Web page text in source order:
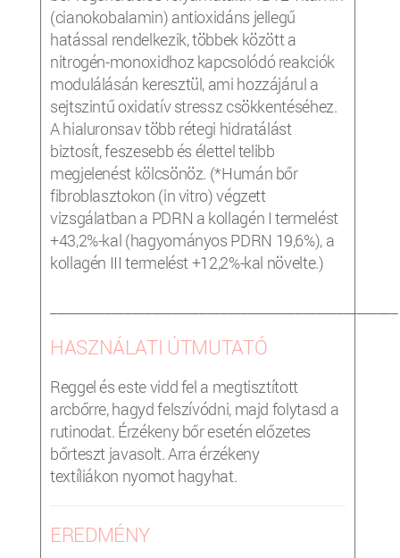
(cianokobalamin) antioxidáns jellegű
hatással rendelkezik, többek között a
nitrogén-monoxidhoz kapcsolódó reakciók
modulálásán keresztül, ami hozzájárul a
sejtszintű oxidatív stressz csökkentéséhez.
A hialuronsav több rétegi hidratálást
biztosít, feszesebb és élettel telibb
megjelenést kölcsönöz. (*Humán bőr
fibroblasztokon (in vitro) végzett
vizsgálatban a PDRN a kollagén I termelést
+43,2%-kal (hagyományos PDRN 19,6%), a
kollagén III termelést +12,2%-kal növelte.)
HASZNÁLATI ÚTMUTATÓ
Reggel és este vidd fel a megtisztított
arcbőrre, hagyd felszívódni, majd folytasd a
rutinodat. Érzékeny bőr esetén előzetes
bőrteszt javasolt. Arra érzékeny
textíliákon nyomot hagyhat.
EREDMÉNY